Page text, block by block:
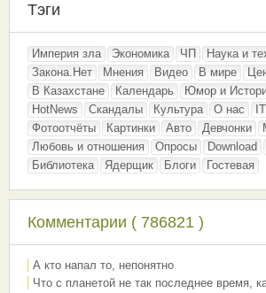
Тэги
Империя зла Экономика ЧП Наука и
Закона.Нет
Мнения Видео В мире
В Казахстане
Календарь Юмор и
HotNews
Скандалы Культура О нас IT
Фотоотчёты
Картинки Авто Девчонки
Любовь и отношения
Опросы Download
Библиотека
Ядерщик Блоги Гостевая
Комментарии ( 786821 )
А кто напал то, непонятно
Что с планетой не так последнее время,